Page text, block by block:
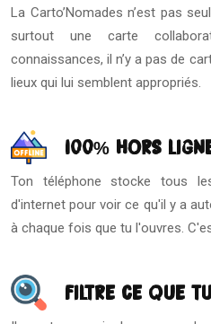
La Carto’Nomades n’est pas
surtout une carte
connaissances, il n’y a pas de
lieux qui lui semblent appropriés.
100% Hors
Ton téléphone stocke tous
d'internet pour voir ce qu'il y a
à chaque fois que tu l'ouvres.
Filtre ce que